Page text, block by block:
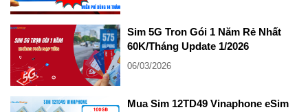
Sim 5G Tron Gói 1 Năm Rẻ Nhất
60K/Tháng Update 1/2026
06/03/2026
Mua Sim 12TD49 Vinaphone eSim